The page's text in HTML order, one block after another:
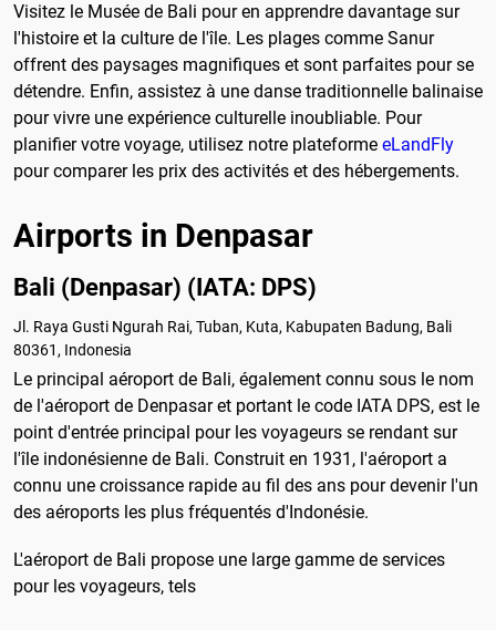
Visitez le Musée de Bali pour en apprendre davantage sur
l'histoire et la culture de l'île. Les plages comme Sanur
offrent des paysages magnifiques et sont parfaites pour se
détendre. Enfin, assistez à une danse traditionnelle balinaise
pour vivre une expérience culturelle inoubliable. Pour
planifier votre voyage, utilisez notre plateforme eLandFly
pour comparer les prix des activités et des hébergements.
Airports in Denpasar
Bali (Denpasar) (IATA: DPS)
Jl. Raya Gusti Ngurah Rai, Tuban, Kuta, Kabupaten Badung, Bali
80361, Indonesia
Le principal aéroport de Bali, également connu sous le nom
de l'aéroport de Denpasar et portant le code IATA DPS, est le
point d'entrée principal pour les voyageurs se rendant sur
l'île indonésienne de Bali. Construit en 1931, l'aéroport a
connu une croissance rapide au fil des ans pour devenir l'un
des aéroports les plus fréquentés d'Indonésie.
L'aéroport de Bali propose une large gamme de services
pour les voyageurs, tels